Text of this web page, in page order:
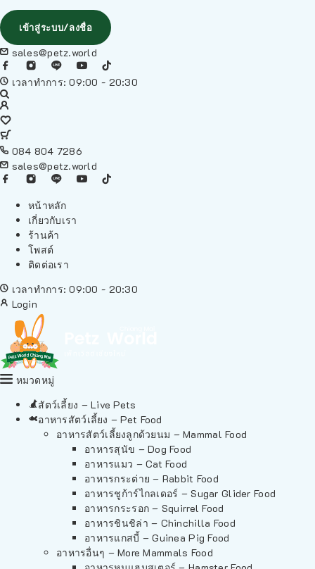
เข้าสู่ระบบ/ลงชื่อ
sales@petz.world
เวลาทำการ: 09:00 - 20:30
084 804 7286
sales@petz.world
หน้าหลัก
เกี่ยวกับเรา
ร้านค้า
โพสต์
ติดต่อเรา
เวลาทำการ: 09:00 - 20:30
Login
หมวดหมู่
สัตว์เลี้ยง – Live Pets
อาหารสัตว์เลี้ยง – Pet Food
อาหารสัตว์เลี้ยงลูกด้วยนม – Mammal Food
อาหารสุนัข – Dog Food
อาหารแมว – Cat Food
อาหารกระต่าย – Rabbit Food
อาหารชูก้าร์ไกลเดอร์ – Sugar Glider Food
อาหารกระรอก – Squirrel Food
อาหารชินชิล่า – Chinchilla Food
อาหารแกสบี้ – Guinea Pig Food
อาหารอื่นๆ – More Mammals Food